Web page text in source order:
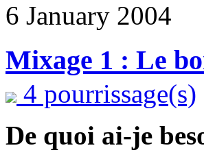
6 January 2004
Mixage 1 : Le
4 pourrissage(s)
De quoi ai-je